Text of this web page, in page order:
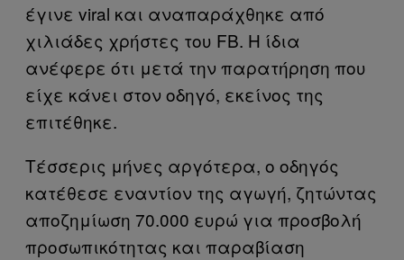
έγινε viral και αναπαράχθηκε από
χιλιάδες χρήστες του FB. Η ίδια
ανέφερε ότι μετά την παρατήρηση που
είχε κάνει στον οδηγό, εκείνος της
επιτέθηκε.
Τέσσερις μήνες αργότερα, ο οδηγός
κατέθεσε εναντίον της αγωγή, ζητώντας
αποζημίωση 70.000 ευρώ για προσβολή
προσωπικότητας και παραβίαση